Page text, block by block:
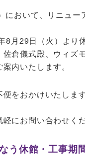
において、リニュ
月29日（火）より
倉儀式殿、ウィズ
内いたします。
をおかけいたしま
にお問い合わせくだ
う休館・工事期